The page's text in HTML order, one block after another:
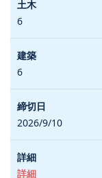
6
6
2026/9/10
詳細